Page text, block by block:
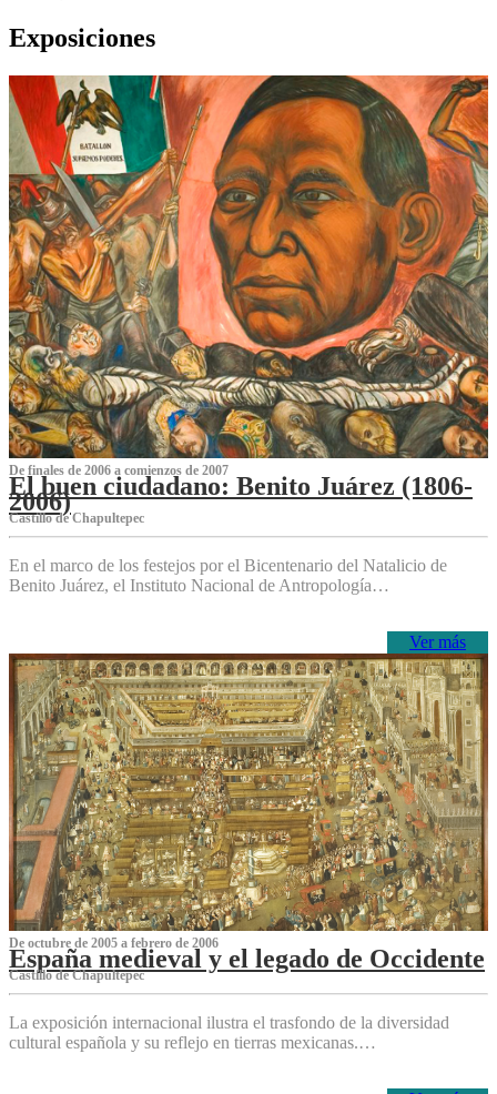
Exposiciones
De finales de 2006 a comienzos de 2007
El buen ciudadano: Benito Juárez (1806-
2006)
Castillo de Chapultepec
En el marco de los festejos por el Bicentenario del Natalicio de
Benito Juárez, el Instituto Nacional de Antropología…
Ver más
De octubre de 2005 a febrero de 2006
España medieval y el legado de Occidente
Castillo de Chapultepec
La exposición internacional ilustra el trasfondo de la diversidad
cultural española y su reflejo en tierras mexicanas.…